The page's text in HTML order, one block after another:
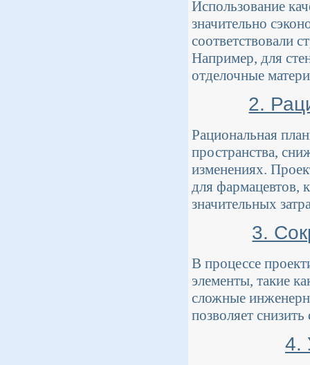
Использование
значительно
соответствовали
Например, для
отделочные
2.
Рациональная
пространства,
изменениях.
для фармацевтов,
значительных
3.
В процессе
элементы, такие
сложные
позволяет
4.